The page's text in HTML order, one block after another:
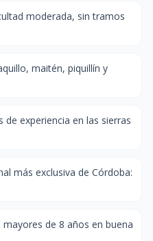
moderada, sin tramos
maitén, piquillín y
experiencia en las sierras
más exclusiva de Córdoba:
de 8 años en buena